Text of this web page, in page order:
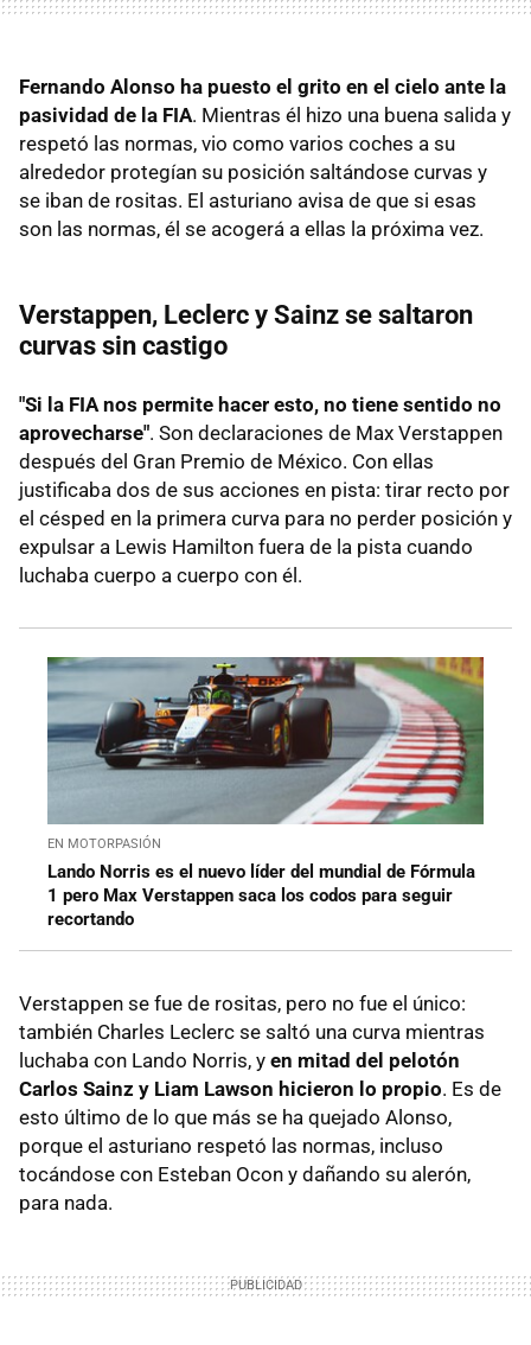
Fernando Alonso ha puesto el grito en el cielo ante la
pasividad de la FIA. Mientras él hizo una buena salida y
respetó las normas, vio como varios coches a su
alrededor protegían su posición saltándose curvas y
se iban de rositas. El asturiano avisa de que si esas
son las normas, él se acogerá a ellas la próxima vez.
Verstappen, Leclerc y Sainz se saltaron
curvas sin castigo
"Si la FIA nos permite hacer esto, no tiene sentido no
aprovecharse". Son declaraciones de Max Verstappen
después del Gran Premio de México. Con ellas
justificaba dos de sus acciones en pista: tirar recto por
el césped en la primera curva para no perder posición y
expulsar a Lewis Hamilton fuera de la pista cuando
luchaba cuerpo a cuerpo con él.
EN MOTORPASIÓN
Lando Norris es el nuevo líder del mundial de Fórmula
1 pero Max Verstappen saca los codos para seguir
recortando
Verstappen se fue de rositas, pero no fue el único:
también Charles Leclerc se saltó una curva mientras
luchaba con Lando Norris, y en mitad del pelotón
Carlos Sainz y Liam Lawson hicieron lo propio. Es de
esto último de lo que más se ha quejado Alonso,
porque el asturiano respetó las normas, incluso
tocándose con Esteban Ocon y dañando su alerón,
para nada.